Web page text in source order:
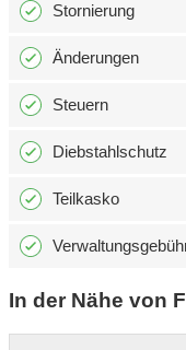
Stornierung
Änderungen
Steuern
Diebstahlschutz
Teilkasko
In der Nähe von